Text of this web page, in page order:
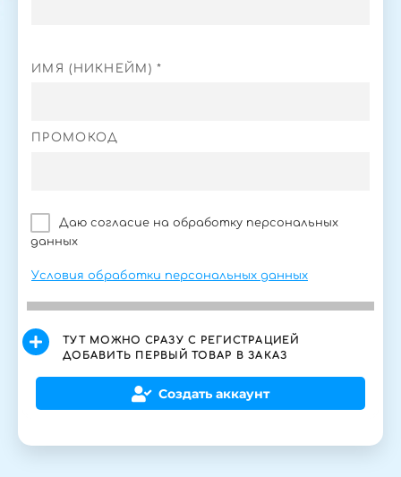
ИМЯ (НИКНЕЙМ) *
ПРОМОКОД
Даю согласие на обработку персональных
данных
Условия обработки персональных данных
ТУТ МОЖНО СРАЗУ С РЕГИСТРАЦИЕЙ
ДОБАВИТЬ ПЕРВЫЙ ТОВАР В ЗАКАЗ
Создать аккаунт